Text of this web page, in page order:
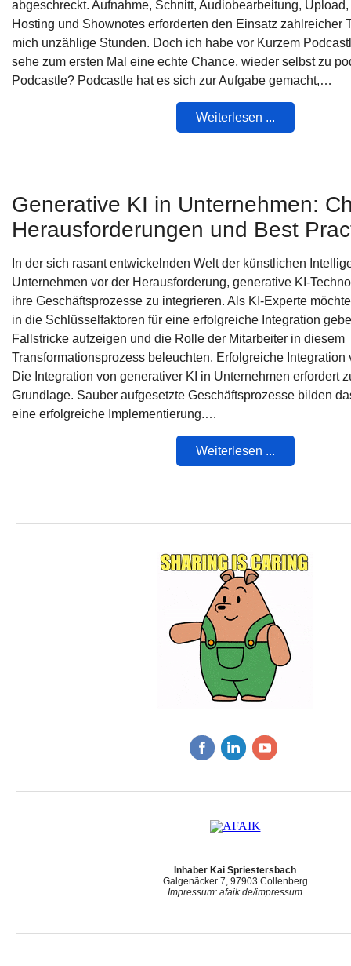
abgeschreckt. Aufnahme, Schnitt, Audiobearbeitung,
Hosting und Shownotes erforderten den Einsatz zahlreicher
mich unzählige Stunden. Doch ich habe vor Kurzem
sehe zum ersten Mal eine echte Chance, wieder selbst zu
Podcastle? Podcastle hat es sich zur Aufgabe gemacht,…
Weiterlesen ...
Generative KI in Unternehmen:
Herausforderungen und Best
In der sich rasant entwickelnden Welt der künstlichen
Unternehmen vor der Herausforderung, generative KI-
ihre Geschäftsprozesse zu integrieren. Als KI-Experte
in die Schlüsselfaktoren für eine erfolgreiche Integration
Fallstricke aufzeigen und die Rolle der Mitarbeiter in diesem
Transformationsprozess beleuchten. Erfolgreiche Integration
Die Integration von generativer KI in Unternehmen erfordert
Grundlage. Sauber aufgesetzte Geschäftsprozesse bilden
eine erfolgreiche Implementierung.…
Weiterlesen ...
Inhaber Kai Spriestersbach
Galgenäcker 7, 97903 Collenberg
Impressum: afaik.de/impressum